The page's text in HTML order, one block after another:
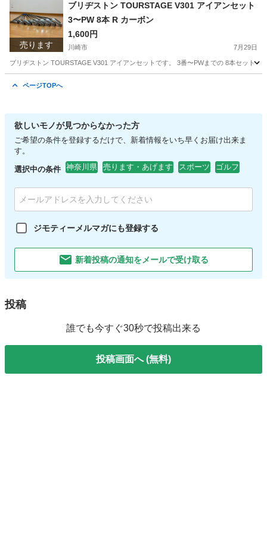
売ります
ブリヂストン TOURSTAGE V301 アイアンセット
3〜PW 8本 R カーボン
1,600円
川崎市 7月29日
ブリヂストン TOURSTAGE V301 アイアンセットです。 3番〜PWまでの 8本セット
ページTOPへ
欲しいモノが見つからなかった方
ご希望の条件を登録するだけで、新着情報をいち早くお届け出来ま
す。
選択中の条件 神奈川県 売ります・あげます スポーツ ゴルフ
ジモティーメルマガにも登録する
新着投稿の通知をメールで受け取る
投稿
誰でも今すぐ30秒で投稿出来る
投稿画面へ (無料)